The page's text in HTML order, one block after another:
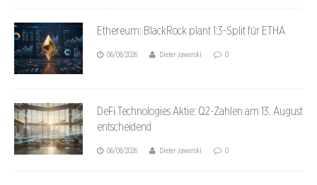
Ethereum: BlackRock plant 1:3-Split für ETHA
06/08/2026 Dieter Jaworski 0
DeFi Technologies Aktie: Q2-Zahlen am 13. August
entscheidend
06/08/2026 Dieter Jaworski 0